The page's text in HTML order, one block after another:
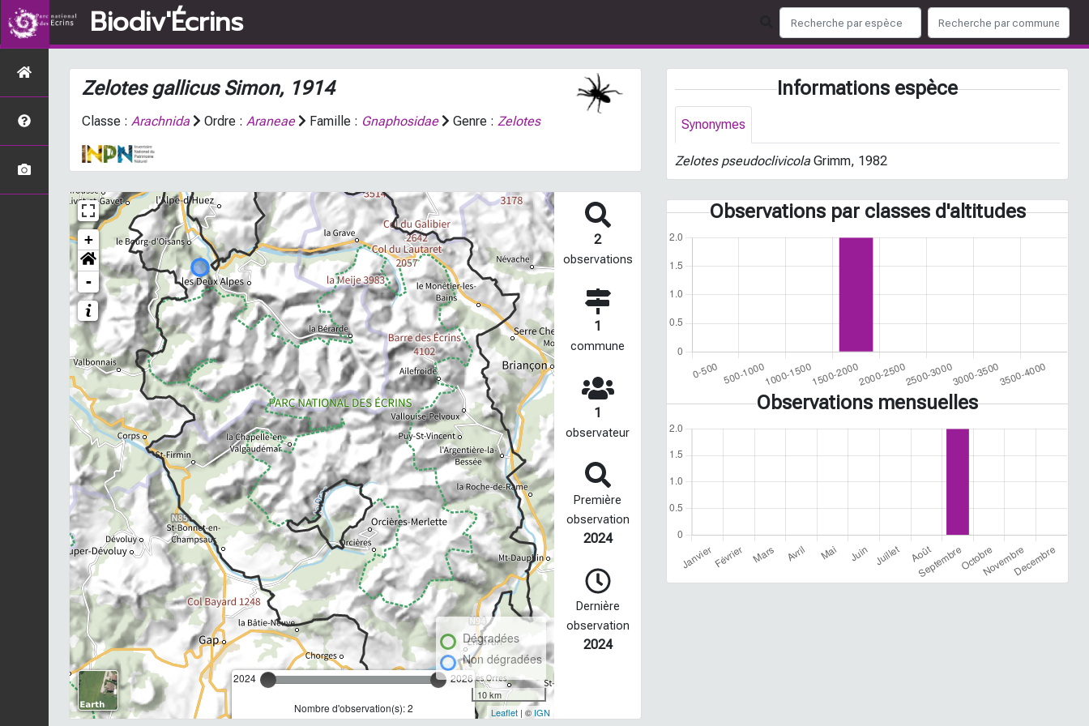
Biodiv'Écrins
Zelotes gallicusSimon, 1914
Classe : Arachnida Ordre : Araneae Famille : Gnaphosidae Genre : Zelotes
+
-
2024 2026
Nombre d'observation(s): 2
Dégradées
Non dégradées
10 km
Leaflet| © IGN
2
observations
1
commune
1
observateur
Première
observation
2024
Dernière
observation
2024
Informations espèce
Synonymes
Zelotes pseudoclivicola Grimm, 1982
Observations par classes d'altitudes
Observations mensuelles